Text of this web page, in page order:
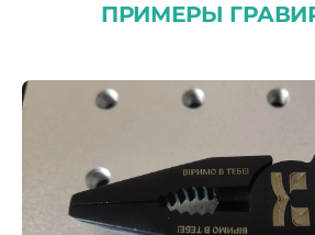
ПРИМЕРЫ